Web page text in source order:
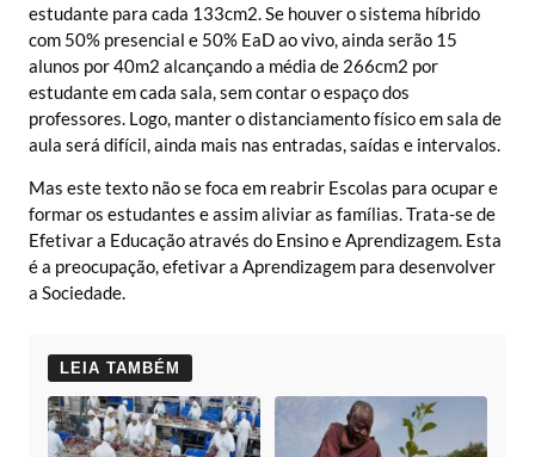
estudante para cada 133cm2. Se houver o sistema híbrido
com 50% presencial e 50% EaD ao vivo, ainda serão 15
alunos por 40m2 alcançando a média de 266cm2 por
estudante em cada sala, sem contar o espaço dos
professores. Logo, manter o distanciamento físico em sala de
aula será difícil, ainda mais nas entradas, saídas e intervalos.
Mas este texto não se foca em reabrir Escolas para ocupar e
formar os estudantes e assim aliviar as famílias. Trata-se de
Efetivar a Educação através do Ensino e Aprendizagem. Esta
é a preocupação, efetivar a Aprendizagem para desenvolver
a Sociedade.
LEIA TAMBÉM